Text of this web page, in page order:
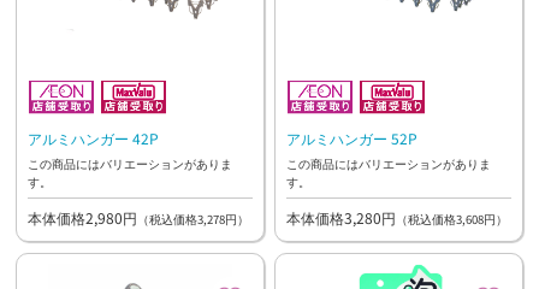
アルミハンガー 42P
この商品にはバリエーションがありま
す。
本体価格2,980円 （税込価格3,278円）
アルミハンガー 52P
この商品にはバリエーションがありま
す。
本体価格3,280円 （税込価格3,608円）